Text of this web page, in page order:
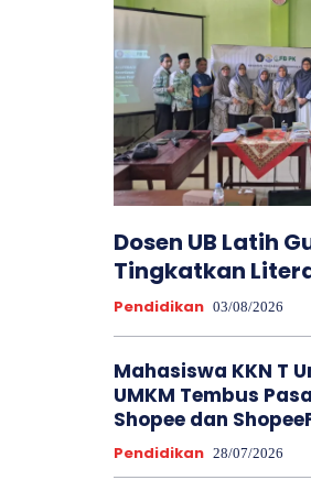
Dosen UB Latih
Tingkatkan
Pendidikan 03/08/2026
Mahasiswa KKN T
UMKM Tembus
Shopee dan
Pendidikan 28/07/2026